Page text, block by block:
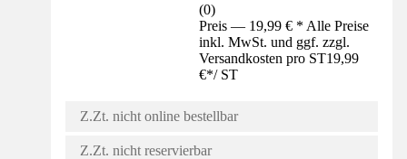
(0)
Preis — 19,99 € * Alle Preise
inkl. MwSt. und ggf. zzgl.
Versandkosten pro ST19,99
€*/ ST
Z.Zt. nicht online bestellbar
Z.Zt. nicht reservierbar